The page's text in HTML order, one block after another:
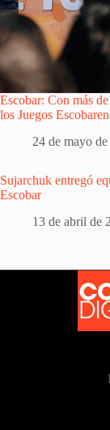
Escobar: Con más
los Juegos
24 de mayo
Sujarchuk entregó
Escobar
13 de abril de